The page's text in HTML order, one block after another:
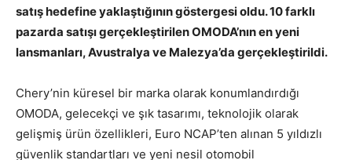
satış hedefine yaklaştığının göstergesi oldu. 10 farklı
pazarda satışı gerçekleştirilen OMODA’nın en yeni
lansmanları, Avustralya ve Malezya’da gerçekleştirildi.
Chery’nin küresel bir marka olarak konumlandırdığı
OMODA, gelecekçi ve şık tasarımı, teknolojik olarak
gelişmiş ürün özellikleri, Euro NCAP’ten alınan 5 yıldızlı
güvenlik standartları ve yeni nesil otomobil